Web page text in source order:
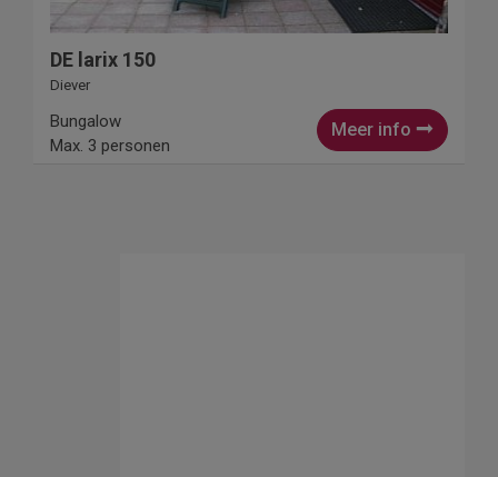
DE larix 150
Diever
Meer info
Bungalow
Max. 3 personen